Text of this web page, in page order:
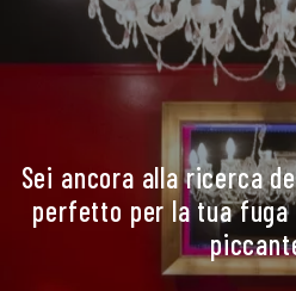
Sei ancora alla ricerca
perfetto per la tua